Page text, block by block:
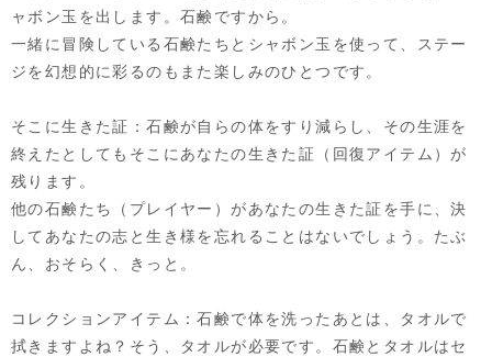
ャボン玉を出します。石鹸ですから。
一緒に冒険している石鹸たちとシャボン玉を使って、ステー
ジを幻想的に彩るのもまた楽しみのひとつです。
そこに生きた証：石鹸が自らの体をすり減らし、その生涯を
終えたとしてもそこにあなたの生きた証（回復アイテム）が
残ります。
他の石鹸たち（プレイヤー）があなたの生きた証を手に、決
してあなたの志と生き様を忘れることはないでしょう。たぶ
ん、おそらく、きっと。
コレクションアイテム：石鹸で体を洗ったあとは、タオルで
拭きますよね？そう、タオルが必要です。石鹸とタオルはセ